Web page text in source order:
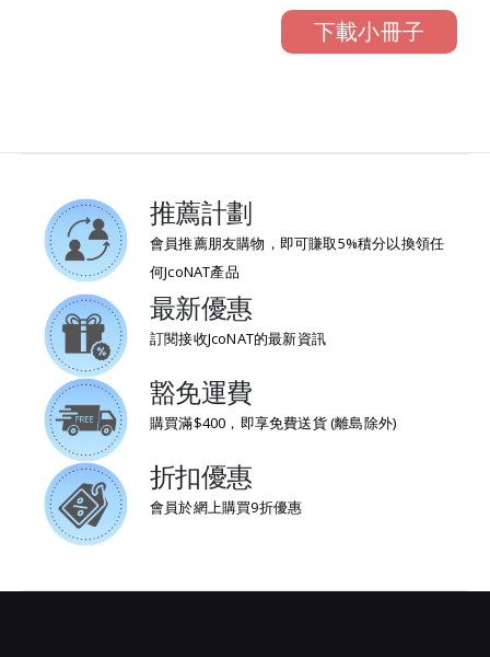
下載小冊子
推薦計劃
會員推薦朋友購物，即可賺取5%積分以換領任
何JcoNAT產品
最新優惠
訂閱接收JcoNAT的最新資訊
豁免運費
購買滿$400，即享免費送貨 (離島除外)
折扣優惠
會員於網上購買9折優惠